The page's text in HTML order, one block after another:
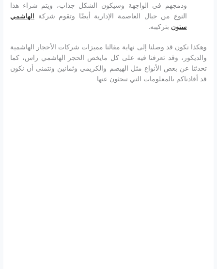
ودمجهم في الواجهة وسيكون الشكل جذاب، ويتم شراء هذا
النوع من جبال العاصمة الإدارية أيضًا وتقوم شركة الهاشمي
ستون بتركيبه.
وهكذا نكون قد وصلنا إلى نهاية مقالنا مميزات شركات الأحجار الهاشمية
والديكور، وقد تعرفنا فيه على كل مايخص الحجر الهاشمي راس، كما
تحدثنا عن بعض الأنواع مثل الهيصم والكريمي وثمانين ونتمنى أن نكون
قد أفادناكم بالمعلومات التي تبحثون عنها